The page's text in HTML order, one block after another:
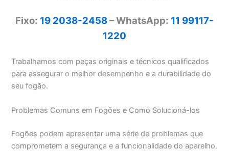
Fixo: 19 2038-2458– WhatsApp: 11 99117-
1220
Trabalhamos com peças originais e técnicos qualificados
para assegurar o melhor desempenho e a durabilidade do
seu fogão.
Problemas Comuns em Fogões e Como Solucioná-los
Fogões podem apresentar uma série de problemas que
comprometem a segurança e a funcionalidade do aparelho.